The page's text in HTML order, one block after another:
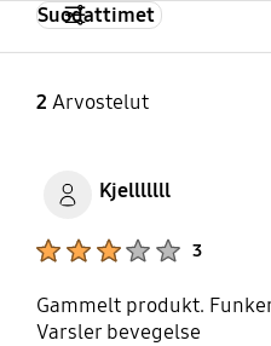
2 Arvostelut
Suodattimet
Kjelllllll
3
Gammelt produkt.
Varsler bevegelse